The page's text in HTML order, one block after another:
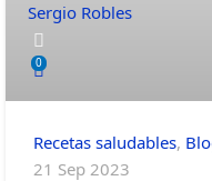
Sergio Robles
0
Recetas saludables,
21 Sep 2023